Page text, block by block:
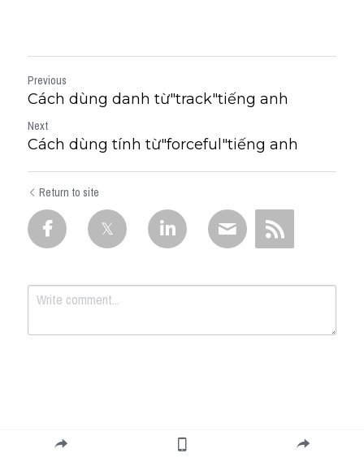
Previous
Cách dùng danh từ"track"tiếng anh
Next
Cách dùng tính từ"forceful"tiếng anh
Return to site
Submit